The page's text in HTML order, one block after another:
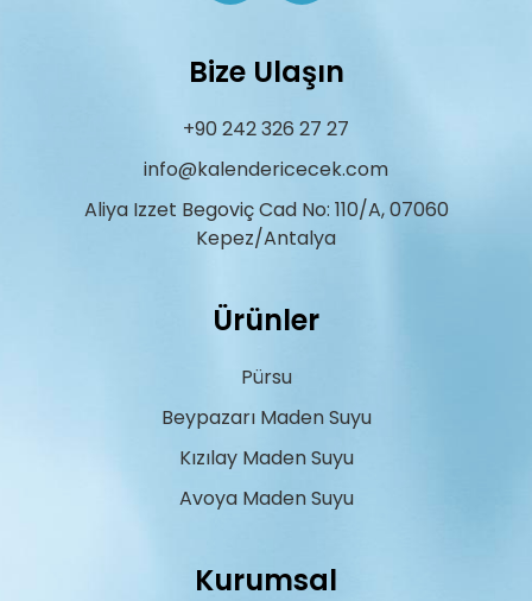
Bize Ulaşın
+90 242 326 27 27
info@kalendericecek.com
Aliya Izzet Begoviç Cad No: 110/A, 07060
Kepez/Antalya
Ürünler
Pürsu
Beypazarı Maden Suyu
Kızılay Maden Suyu
Avoya Maden Suyu
Kurumsal